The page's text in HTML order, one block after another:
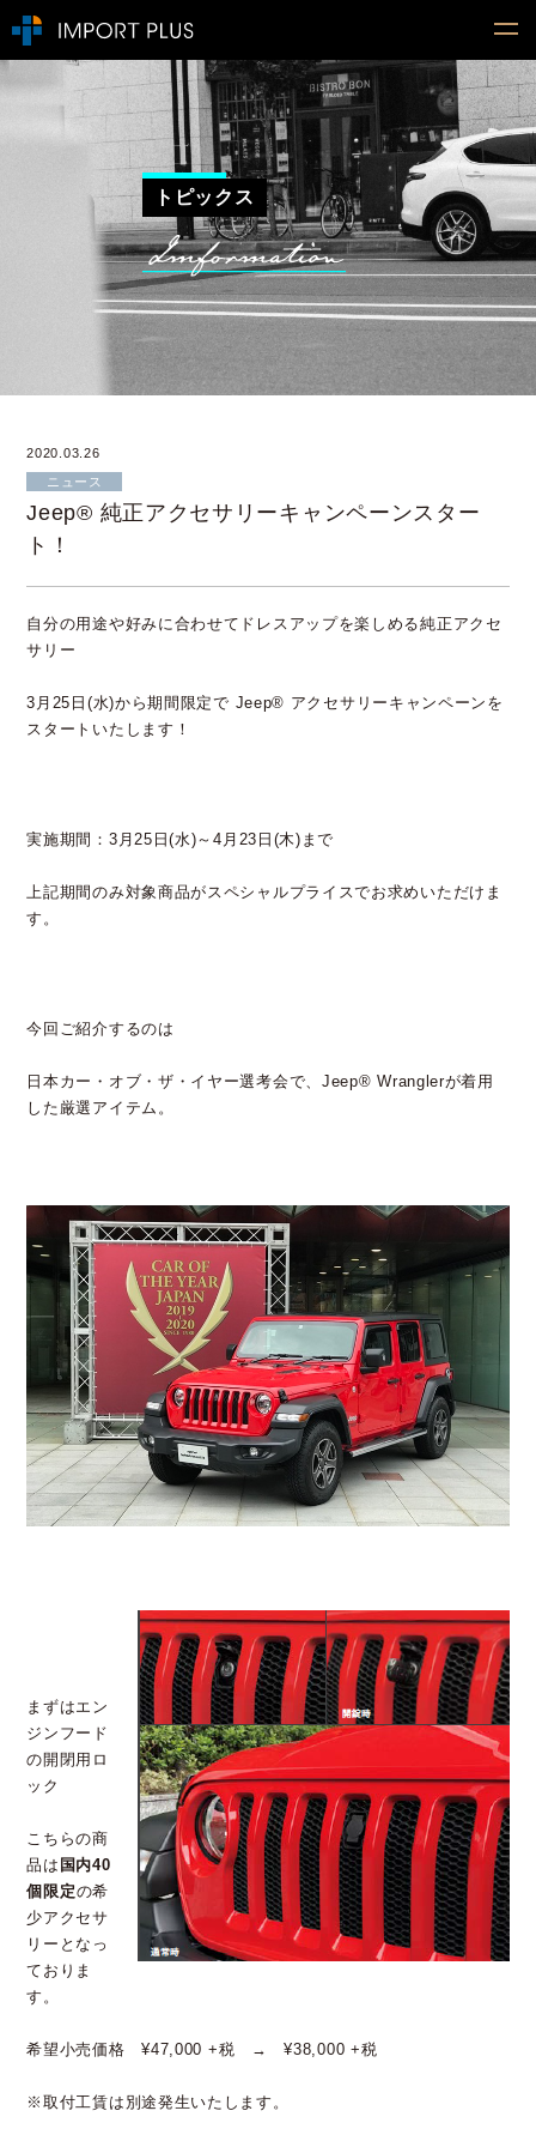
トピックス
2020.03.26
ニュース
Jeep® 純正アクセサリーキャンペーンスター
ト！
自分の用途や好みに合わせてドレスアップを楽しめる純正アクセ
サリー
3月25日(水)から期間限定で Jeep® アクセサリーキャンペーンを
スタートいたします！
実施期間：3月25日(水)～4月23日(木)まで
上記期間のみ対象商品がスペシャルプライスでお求めいただけま
す。
今回ご紹介するのは
日本カー・オブ・ザ・イヤー選考会で、Jeep® Wranglerが着用
した厳選アイテム。
まずはエン
ジンフード
の開閉用ロ
ック
こちらの商
品は 国内40
個限定の希
少アクセサ
リーとなっ
ておりま
す。
希望小売価格 ¥47,000 +税 → ¥38,000 +税
※取付工賃は別途発生いたします。